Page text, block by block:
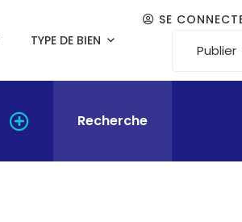
TYPE DE BIEN
SE
Publier
Recherche